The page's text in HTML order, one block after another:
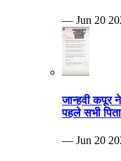
— Jun 20
जान्हवी कपूर
पहले सभी
— Jun 20